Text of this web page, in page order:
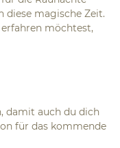
diese magische Zeit.
möchtest,
damit auch du dich
für das kommende